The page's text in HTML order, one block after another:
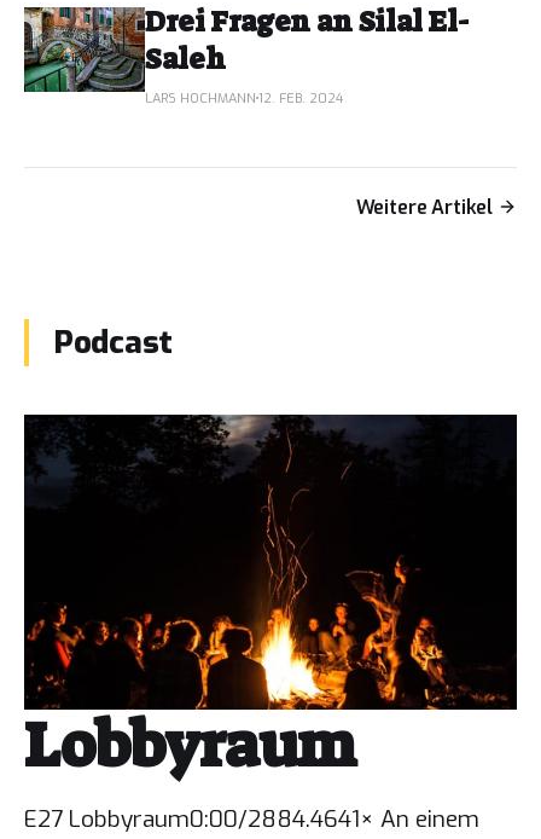
Drei Fragen an Silal El-
Saleh
LARS HOCHMANN 12. FEB. 2024
Weitere Artikel
Podcast
Lobbyraum
E27 Lobbyraum0:00/2884.4641× An einem